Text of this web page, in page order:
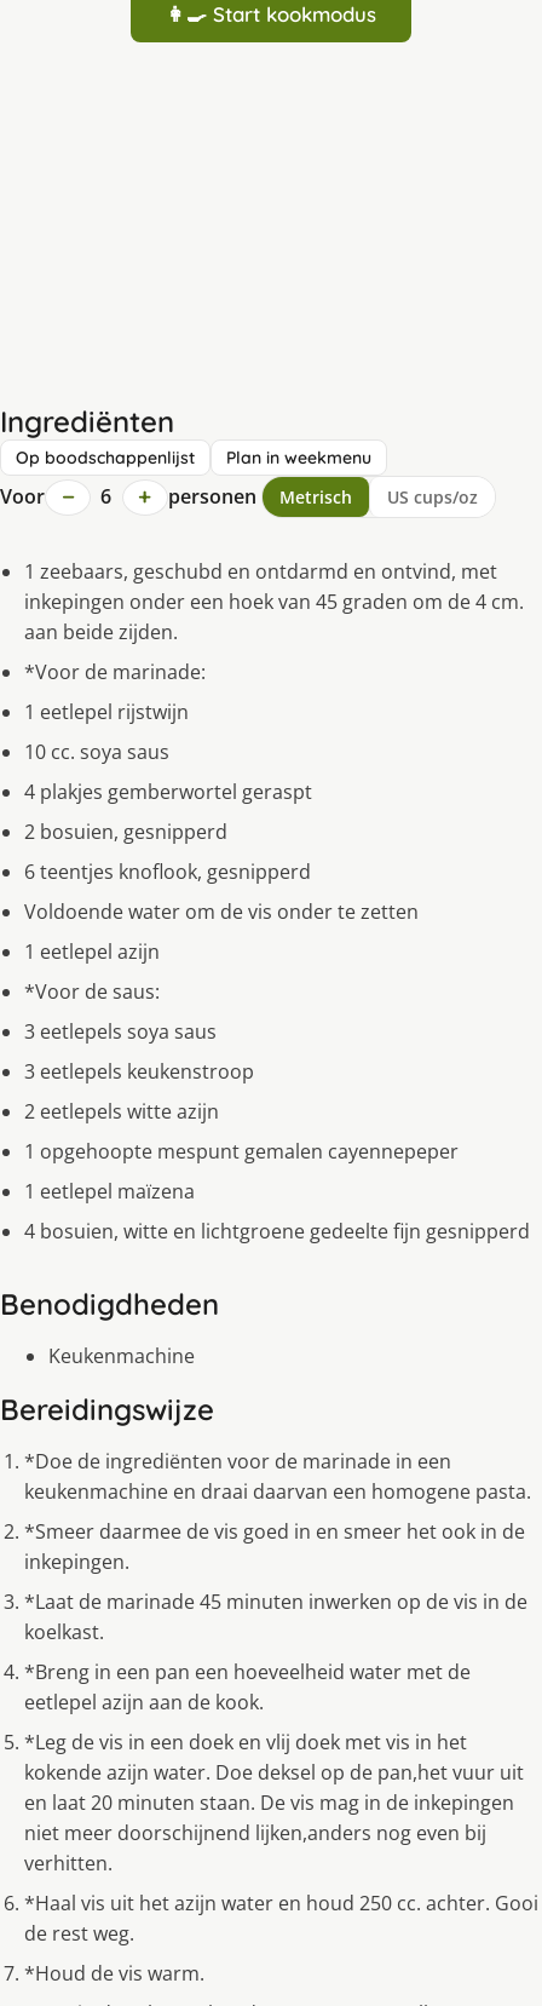
👩‍🍳 Start kookmodus
Ingrediënten
Op boodschappenlijst Plan in weekmenu
Voor − 6 + personen Metrisch US cups/oz
1 zeebaars, geschubd en ontdarmd en ontvind, met
inkepingen onder een hoek van 45 graden om de 4 cm.
aan beide zijden.
*Voor de marinade:
1 eetlepel rijstwijn
10 cc. soya saus
4 plakjes gemberwortel geraspt
2 bosuien, gesnipperd
6 teentjes knoflook, gesnipperd
Voldoende water om de vis onder te zetten
1 eetlepel azijn
*Voor de saus:
3 eetlepels soya saus
3 eetlepels keukenstroop
2 eetlepels witte azijn
1 opgehoopte mespunt gemalen cayennepeper
1 eetlepel maïzena
4 bosuien, witte en lichtgroene gedeelte fijn gesnipperd
Benodigdheden
Keukenmachine
Bereidingswijze
*Doe de ingrediënten voor de marinade in een
keukenmachine en draai daarvan een homogene pasta.
*Smeer daarmee de vis goed in en smeer het ook in de
inkepingen.
*Laat de marinade 45 minuten inwerken op de vis in de
koelkast.
*Breng in een pan een hoeveelheid water met de
eetlepel azijn aan de kook.
*Leg de vis in een doek en vlij doek met vis in het
kokende azijn water. Doe deksel op de pan,het vuur uit
en laat 20 minuten staan. De vis mag in de inkepingen
niet meer doorschijnend lijken,anders nog even bij
verhitten.
*Haal vis uit het azijn water en houd 250 cc. achter. Gooi
de rest weg.
*Houd de vis warm.